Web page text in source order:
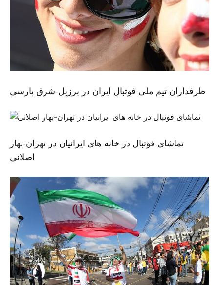
طرفداران تیم ملی فوتبال ایران در برزیل-شرق پارسی
تماشای فوتبال در خانه های ایرانیان در تهران-بهار
اصلانی